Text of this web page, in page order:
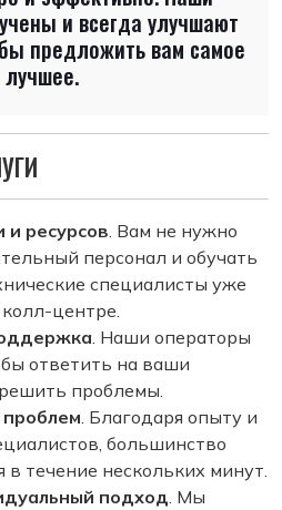
и всегда улучшают
предложить вам самое
лучшее.
ресурсов. Вам не нужно
персонал и обучать
специалисты уже
центре.
. Наши операторы
ответить на ваши
проблемы.
. Благодаря опыту и
большинство
в течение нескольких минут.
подход. Мы